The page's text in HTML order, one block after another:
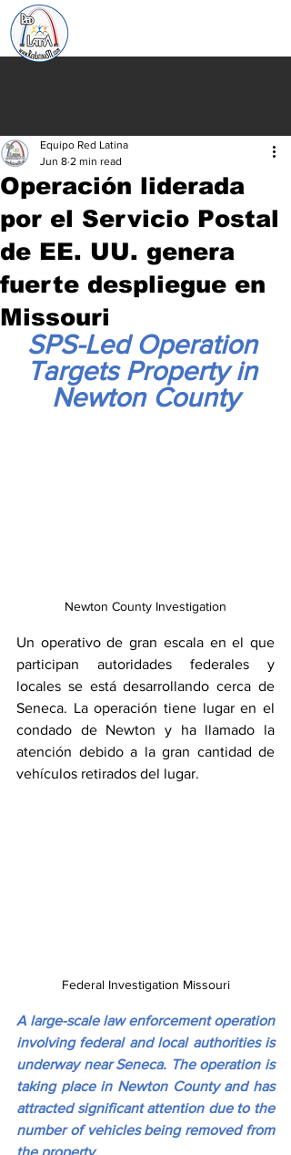
Operación liderada
por el Servicio Postal
de EE. UU. genera
fuerte despliegue en
Missouri
Equipo Red Latina
Jun 8 2 min read
SPS-Led Operation
Targets Property in
Newton County
Newton County Investigation
Un operativo de gran escala en el que
participan autoridades federales y
locales se está desarrollando cerca de
Seneca. La operación tiene lugar en el
condado de Newton y ha llamado la
atención debido a la gran cantidad de
vehículos retirados del lugar.
Federal Investigation Missouri
A large-scale law enforcement operation
involving federal and local authorities is
underway near Seneca. The operation is
taking place in Newton County and has
attracted significant attention due to the
number of vehicles being removed from
the property.